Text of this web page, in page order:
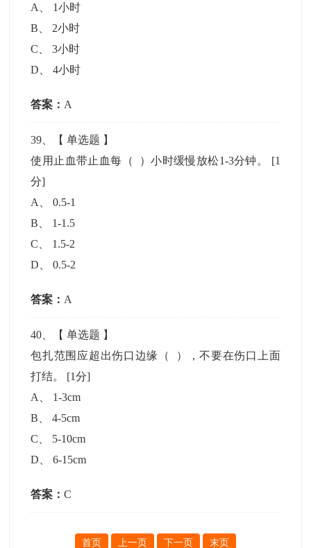
A
1小时
B
2小时
C 、3小时
D 、4小时
答案： A
39 、【单选题 】
使用止血带止血每（ ）小时缓慢放松1-3分钟。 [1
分]
A
、0.5-1
B
1-1.5
C
1.5-2
D 、0.5-2
答案： A
40 、【单选题 】
包扎范围应超出伤口边缘（ ），不要在伤口上面
打结。 [1分]
A
1-3cm
B 、4-5cm
C
5-10cm
D 、6-15cm
答案：C
首页 上一页 下一页 末页